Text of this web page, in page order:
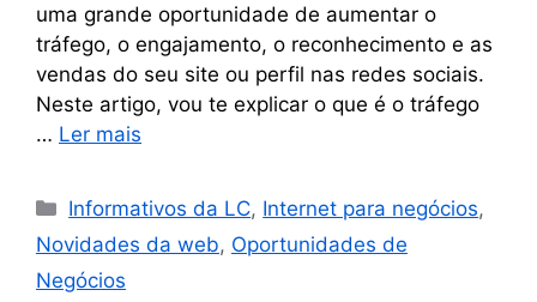
uma grande oportunidade de aumentar o
tráfego, o engajamento, o reconhecimento e as
vendas do seu site ou perfil nas redes sociais.
Neste artigo, vou te explicar o que é o tráfego
… Ler mais
Informativos da LC, Internet para negócios,
Novidades da web, Oportunidades de
Negócios